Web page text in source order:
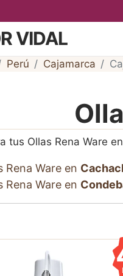
VIDAL
Perú Cajamarca
tus Ollas Rena Ware
Rena Ware en
Rena Ware en